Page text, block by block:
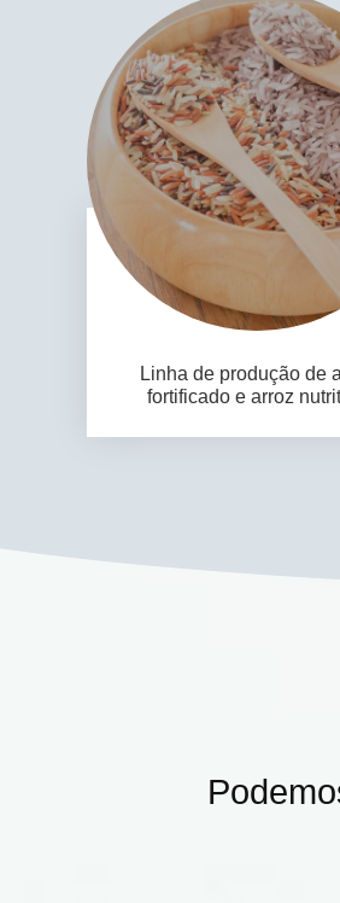
Linha de produção de
fortificado e arroz